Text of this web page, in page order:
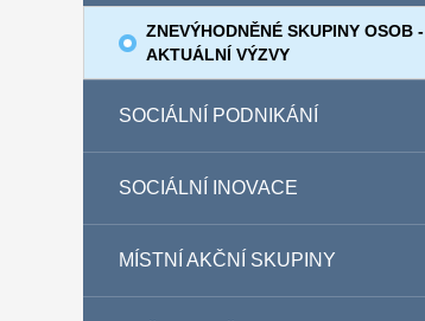
ZNEVÝHODNĚNÉ SKUPINY OSOB -
AKTUÁLNÍ VÝZVY
SOCIÁLNÍ PODNIKÁNÍ
SOCIÁLNÍ INOVACE
MÍSTNÍ AKČNÍ SKUPINY